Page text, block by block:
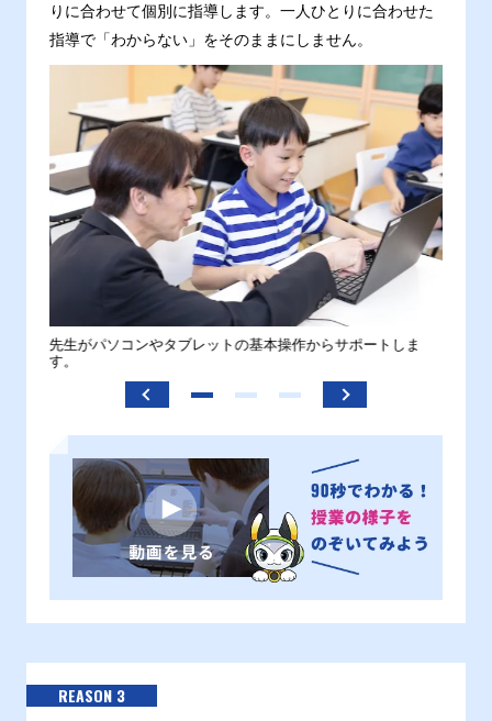
りに合わせて個別に指導します。一人ひとりに合わせた
指導で「わからない」をそのままにしません。
先生がパソコンやタブレットの基本操作からサポートしま
す。
REASON 3